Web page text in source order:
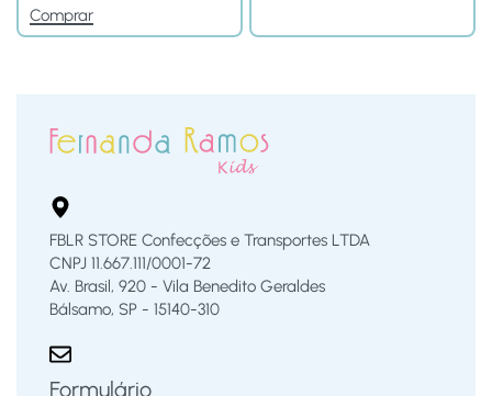
Comprar
FBLR STORE Confecções e Transportes LTDA
CNPJ 11.667.111/0001-72
Av. Brasil, 920 - Vila Benedito Geraldes
Bálsamo, SP - 15140-310
Formulário